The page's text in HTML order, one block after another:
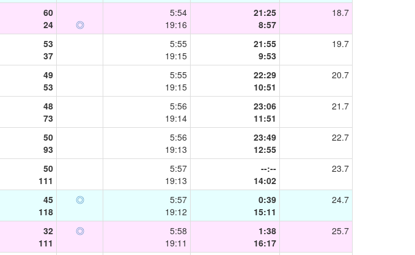
60
24
◎
5:54
19:16
21:25
8:57
18.7
53
37
5:55
19:15
21:55
9:53
19.7
49
53
5:55
19:15
22:29
10:51
20.7
48
73
5:56
19:14
23:06
11:51
21.7
50
93
5:56
19:13
23:49
12:55
22.7
50
111
5:57
19:13
--:--
14:02
23.7
45
118
◎
5:57
19:12
0:39
15:11
24.7
32
111
◎
5:58
19:11
1:38
16:17
25.7